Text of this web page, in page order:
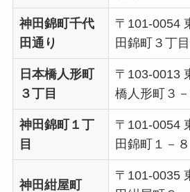
神田錦町千代
田通り
〒101-0054
田錦町３丁
日本橋人形町
３丁目
〒103-0013
橋人形町３
神田錦町１丁
目
〒101-0054
田錦町１－８
神田紺屋町
〒101-0035